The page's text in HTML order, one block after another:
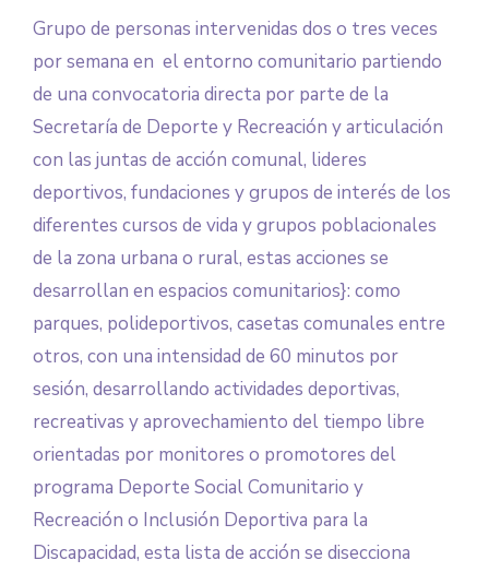
Grupo de personas intervenidas dos o tres veces
por semana en el entorno comunitario partiendo
de una convocatoria directa por parte de la
Secretaría de Deporte y Recreación y articulación
con las juntas de acción comunal, lideres
deportivos, fundaciones y grupos de interés de los
diferentes cursos de vida y grupos poblacionales
de la zona urbana o rural, estas acciones se
desarrollan en espacios comunitarios}: como
parques, polideportivos, casetas comunales entre
otros, con una intensidad de 60 minutos por
sesión, desarrollando actividades deportivas,
recreativas y aprovechamiento del tiempo libre
orientadas por monitores o promotores del
programa Deporte Social Comunitario y
Recreación o Inclusión Deportiva para la
Discapacidad, esta lista de acción se disecciona